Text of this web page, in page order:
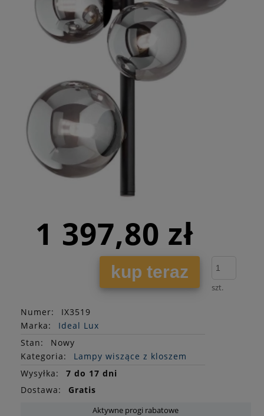
1 397,80 zł
kup teraz
szt.
Numer:
IX3519
Marka:
Ideal Lux
Stan:
Nowy
Kategoria:
Lampy wiszące z kloszem
Wysyłka:
7 do 17 dni
Dostawa:
Gratis
Aktywne progi rabatowe